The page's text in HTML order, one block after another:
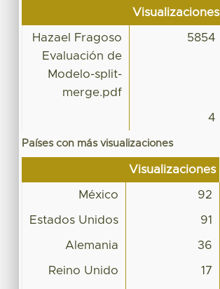
Visualizaciones
Hazael Fragoso
Evaluación de
Modelo-split-
merge.pdf
5854
4
Países con más visualizaciones
Visualizaciones
México 92
Estados Unidos 91
Alemania 36
Reino Unido 17